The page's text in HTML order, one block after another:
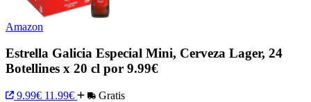
Amazon
Estrella Galicia Especial Mini, Cerveza Lager, 24
Botellines x 20 cl por 9.99€
9.99€ 11.99€ Gratis